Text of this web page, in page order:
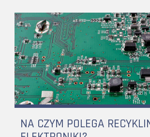
NA CZYM POLEGA